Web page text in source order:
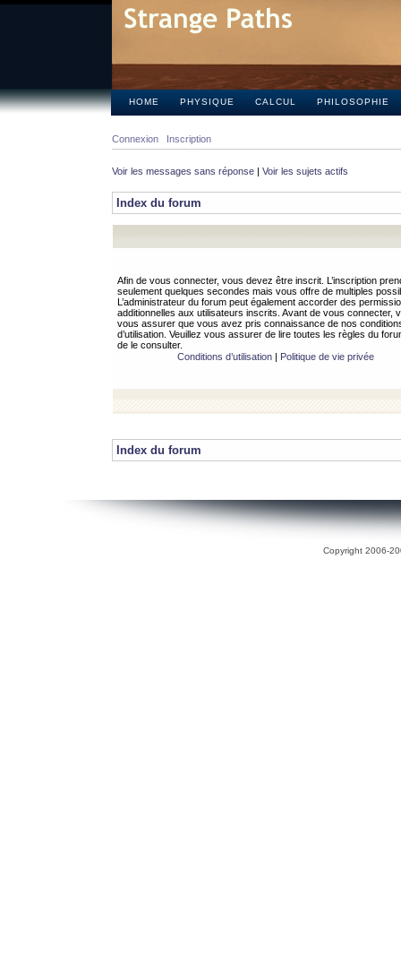
HOME PHYSIQUE CALCUL PHILOSOPHIE
Connexion Inscription
Voir les messages sans réponse | Voir les sujets actifs
Index du forum
Afin de vous connecter, vous devez être inscrit. L’inscription
seulement quelques secondes mais vous offre de multiples
L’administrateur du forum peut également accorder des
additionnelles aux utilisateurs inscrits. Avant de vous connecter,
vous assurer que vous avez pris connaissance de nos
d’utilisation. Veuillez vous assurer de lire toutes les règles du
de le consulter.
Conditions d’utilisation| Politique de vie privée
Index du forum
Copyright 2006-